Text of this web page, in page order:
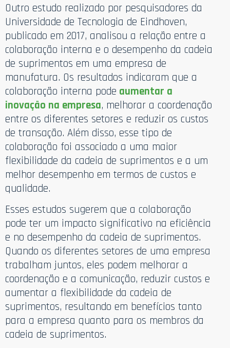
Outro estudo realizado por pesquisadores da
Universidade de Tecnologia de Eindhoven,
publicado em 2017, analisou a relação entre a
colaboração interna e o desempenho da cadeia
de suprimentos em uma empresa de
manufatura. Os resultados indicaram que a
colaboração interna pode aumentar a
inovação na empresa, melhorar a coordenação
entre os diferentes setores e reduzir os custos
de transação. Além disso, esse tipo de
colaboração foi associado a uma maior
flexibilidade da cadeia de suprimentos e a um
melhor desempenho em termos de custos e
qualidade.
Esses estudos sugerem que a colaboração
pode ter um impacto significativo na eficiência
e no desempenho da cadeia de suprimentos.
Quando os diferentes setores de uma empresa
trabalham juntos, eles podem melhorar a
coordenação e a comunicação, reduzir custos e
aumentar a flexibilidade da cadeia de
suprimentos, resultando em benefícios tanto
para a empresa quanto para os membros da
cadeia de suprimentos.